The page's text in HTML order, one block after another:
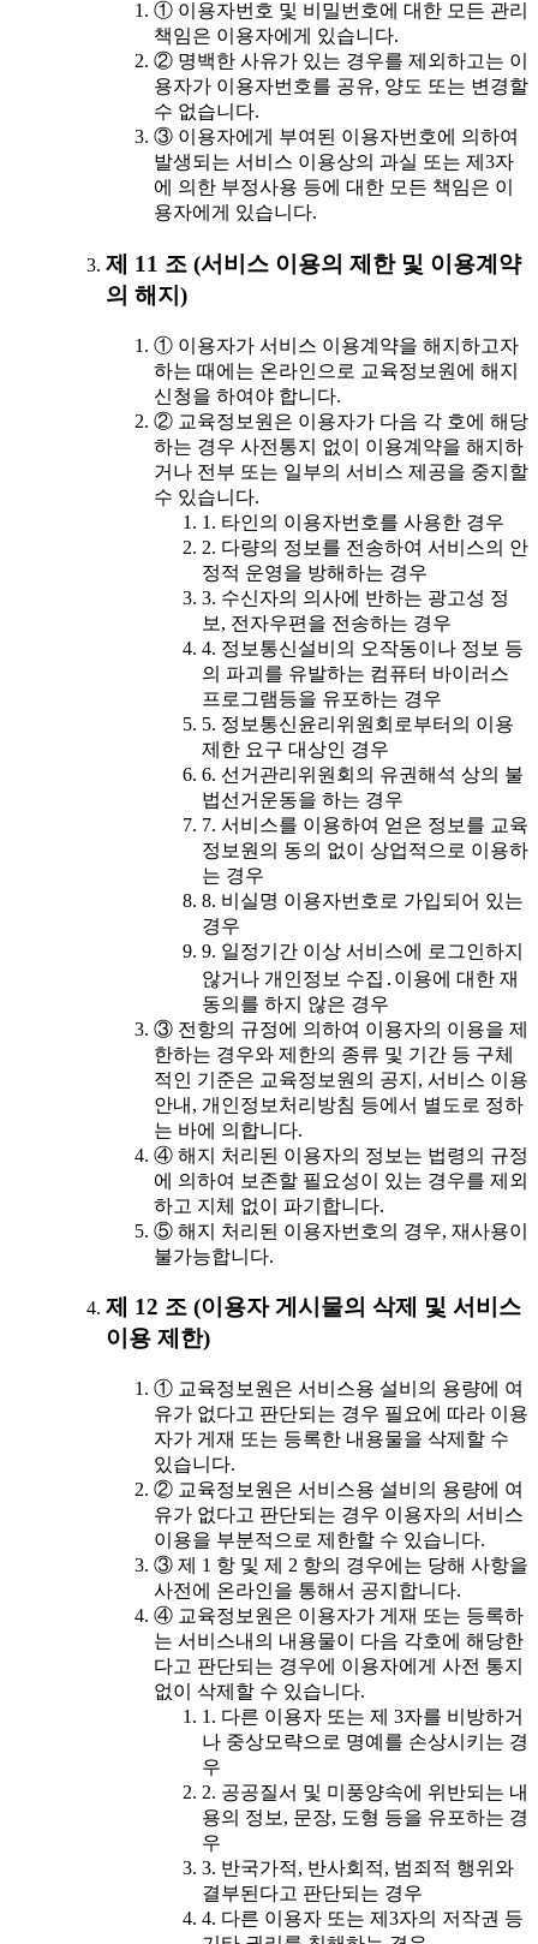
① 이용자번호 및 비밀번호에 대한 모든 관리
책임은 이용자에게 있습니다.
② 명백한 사유가 있는 경우를 제외하고는 이
용자가 이용자번호를 공유, 양도 또는 변경할
수 없습니다.
③ 이용자에게 부여된 이용자번호에 의하여
발생되는 서비스 이용상의 과실 또는 제3자
에 의한 부정사용 등에 대한 모든 책임은 이
용자에게 있습니다.
제 11 조 (서비스 이용의 제한 및 이용계약
의 해지)
① 이용자가 서비스 이용계약을 해지하고자
하는 때에는 온라인으로 교육정보원에 해지
신청을 하여야 합니다.
② 교육정보원은 이용자가 다음 각 호에 해당
하는 경우 사전통지 없이 이용계약을 해지하
거나 전부 또는 일부의 서비스 제공을 중지할
수 있습니다.
1. 타인의 이용자번호를 사용한 경우
2. 다량의 정보를 전송하여 서비스의 안
정적 운영을 방해하는 경우
3. 수신자의 의사에 반하는 광고성 정
보, 전자우편을 전송하는 경우
4. 정보통신설비의 오작동이나 정보 등
의 파괴를 유발하는 컴퓨터 바이러스
프로그램등을 유포하는 경우
5. 정보통신윤리위원회로부터의 이용
제한 요구 대상인 경우
6. 선거관리위원회의 유권해석 상의 불
법선거운동을 하는 경우
7. 서비스를 이용하여 얻은 정보를 교육
정보원의 동의 없이 상업적으로 이용하
는 경우
8. 비실명 이용자번호로 가입되어 있는
경우
9. 일정기간 이상 서비스에 로그인하지
않거나 개인정보 수집․이용에 대한 재
동의를 하지 않은 경우
③ 전항의 규정에 의하여 이용자의 이용을 제
한하는 경우와 제한의 종류 및 기간 등 구체
적인 기준은 교육정보원의 공지, 서비스 이용
안내, 개인정보처리방침 등에서 별도로 정하
는 바에 의합니다.
④ 해지 처리된 이용자의 정보는 법령의 규정
에 의하여 보존할 필요성이 있는 경우를 제외
하고 지체 없이 파기합니다.
⑤ 해지 처리된 이용자번호의 경우, 재사용이
불가능합니다.
제 12 조 (이용자 게시물의 삭제 및 서비스
이용 제한)
① 교육정보원은 서비스용 설비의 용량에 여
유가 없다고 판단되는 경우 필요에 따라 이용
자가 게재 또는 등록한 내용물을 삭제할 수
있습니다.
② 교육정보원은 서비스용 설비의 용량에 여
유가 없다고 판단되는 경우 이용자의 서비스
이용을 부분적으로 제한할 수 있습니다.
③ 제 1 항 및 제 2 항의 경우에는 당해 사항을
사전에 온라인을 통해서 공지합니다.
④ 교육정보원은 이용자가 게재 또는 등록하
는 서비스내의 내용물이 다음 각호에 해당한
다고 판단되는 경우에 이용자에게 사전 통지
없이 삭제할 수 있습니다.
1. 다른 이용자 또는 제 3자를 비방하거
나 중상모략으로 명예를 손상시키는 경
우
2. 공공질서 및 미풍양속에 위반되는 내
용의 정보, 문장, 도형 등을 유포하는 경
우
3. 반국가적, 반사회적, 범죄적 행위와
결부된다고 판단되는 경우
4. 다른 이용자 또는 제3자의 저작권 등